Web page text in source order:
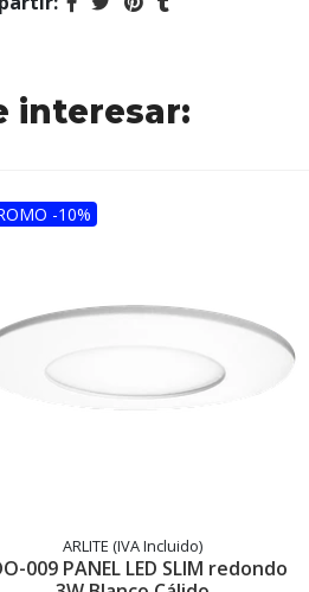
interesar:
-10%
ARLITE (IVA Incluido)
009 PANEL LED SLIM redondo